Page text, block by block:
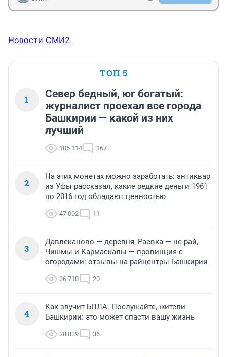
Новости СМИ2
ТОП 5
1
Север бедный, юг богатый:
журналист проехал все города
Башкирии — какой из них
лучший
105 114 167
2
На этих монетах можно заработать: антиквар
из Уфы рассказал, какие редкие деньги 1961
по 2016 год обладают ценностью
47 002 11
3
Давлеканово — деревня, Раевка — не рай,
Чишмы и Кармаскалы — провинция с
огородами: отзывы на райцентры Башкирии
36 710 20
4
Как звучит БПЛА. Послушайте, жители
Башкирии: это может спасти вашу жизнь
28 839 36